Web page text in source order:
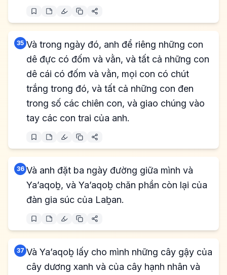
35 Và trong ngày đó, anh để riêng những con
dê đực có đốm và vằn, và tất cả những con
dê cái có đốm và vằn, mọi con có chút
trắng trong đó, và tất cả những con đen
trong số các chiên con, và giao chúng vào
tay các con trai của anh.
36 Và anh đặt ba ngày đường giữa mình và
Ya’aqoḇ, và Ya’aqoḇ chăn phần còn lại của
đàn gia súc của Laḇan.
37 Và Ya’aqoḇ lấy cho mình những cây gậy của
cây dương xanh và của cây hạnh nhân và